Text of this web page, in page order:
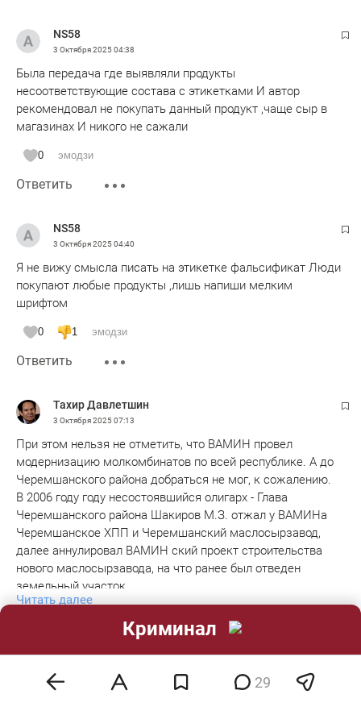
NS58
3 Октября 202504:38
Была передача где выявляли продукты
несоответствующие состава с этикетками И автор
рекомендовал не покупать данный продукт ,чаще сыр в
магазинах И никого не сажали
0 эмодзи
Ответить
NS58
3 Октября 202504:40
Я не вижу смысла писать на этикетке фальсификат Люди
покупают любые продукты ,лишь напиши мелким
шрифтом
0 1 эмодзи
Ответить
Тахир Давлетшин
3 Октября 202507:13
При этом нельзя не отметить, что ВАМИН провел
модернизацию молкомбинатов по всей республике. А до
Черемшанского района добраться не мог, к сожалению.
В 2006 году году несостоявшийся олигарх - Глава
Черемшанского района Шакиров М.З. отжал у ВАМИНа
Черемшанское ХПП и Черемшанский маслосырзавод,
далее аннулировал ВАМИН ский проект строительства
нового маслосырзавода, на что ранее был отведен
земельный участок.
После чего маслосырзавод перестал работать, и молока в
районе не стало - коровы в прихваченных Шакировым
хозяйствах стали вымирать, а люди разбежались.
В настоящее время Черемшанское ХПП не работает,
руины маслосырзавода пытается продать наследник сын
Шакирова М.З., экс сотрудник прокуратуры РТ.
Читать далее
эмодзи
Ответить
29
Криминал